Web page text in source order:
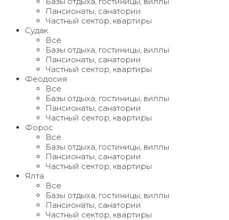
Пансионаты, санатории
Частный сектор, квартиры
Судак
Все
Базы отдыха, гостиницы, виллы
Пансионаты, санатории
Частный сектор, квартиры
Феодосия
Все
Базы отдыха, гостиницы, виллы
Пансионаты, санатории
Частный сектор, квартиры
Форос
Все
Базы отдыха, гостиницы, виллы
Пансионаты, санатории
Частный сектор, квартиры
Ялта
Все
Базы отдыха, гостиницы, виллы
Пансионаты, санатории
Частный сектор, квартиры